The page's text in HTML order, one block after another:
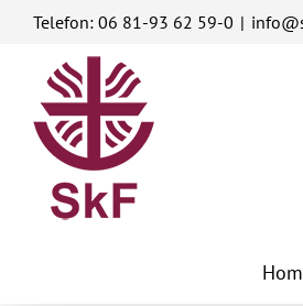
springen
Telefon: 06 81-93 62 59-0 |